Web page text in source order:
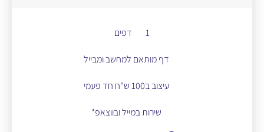
1 דפים
דף מותאם למחשב ומבייל
עיצוב ב100 ש"ח חד פעמי
שירות במייל ובווצאפ*